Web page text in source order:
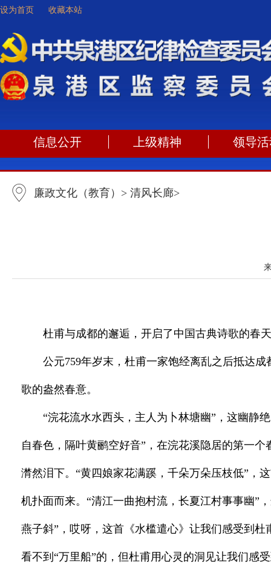
设为首页 收藏本站
信息公开 上级精神 领导
廉政文化（教育） > 清风长廊>
杜甫与成都的邂逅，开启了中国古典诗歌的春
公元759年岁末，杜甫一家饱经离乱之后抵达
歌的盎然春意。
“浣花流水水西头，主人为卜林塘幽”，这幽静
自春色，隔叶黄鹂空好音”，在浣花溪隐居的第一
潸然泪下。“黄四娘家花满蹊，千朵万朵压枝低”，
机扑面而来。“清江一曲抱村流，长夏江村事事幽”
燕子斜”，哎呀，这首《水槛遣心》让我们感受到
看不到“万里船”的，但杜甫用心灵的洞见让我们感